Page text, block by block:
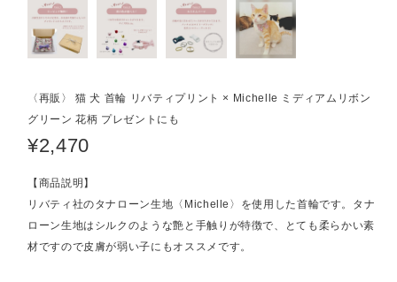
〈再販〉 猫 犬 首輪 リバティプリント × Michelle ミディアムリボン
グリーン 花柄 プレゼントにも
¥2,470
【商品説明】
リバティ社のタナローン生地〈Michelle〉を使用した首輪です。タナ
ローン生地はシルクのような艶と手触りが特徴で、とても柔らかい素
材ですので皮膚が弱い子にもオススメです。